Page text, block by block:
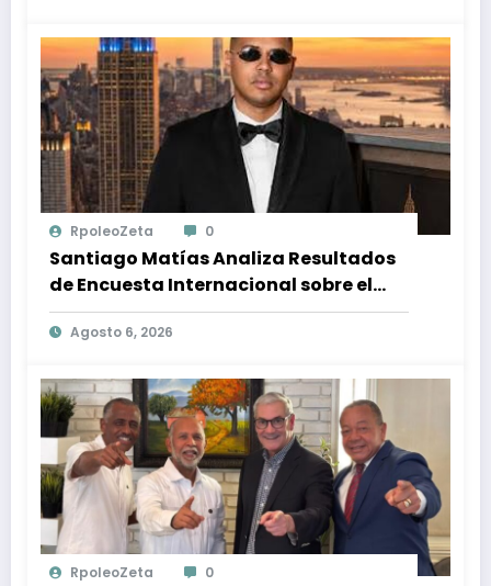
RpoleoZeta 0
Santiago Matías Analiza Resultados
de Encuesta Internacional sobre el
Panorama Político en República
Dominicana: Tendencias y Opiniones
Agosto 6, 2026
RpoleoZeta 0